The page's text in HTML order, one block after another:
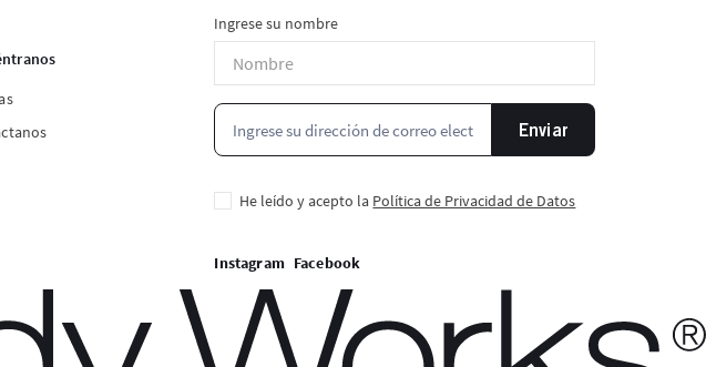
Ingrese su nombre
Enviar
He leído y acepto la Política de Privacidad de Datos